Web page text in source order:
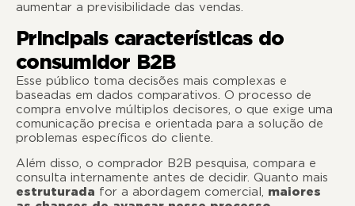
aumentar a previsibilidade das vendas.
Principais características do
consumidor B2B
Esse público toma decisões mais complexas e
baseadas em dados comparativos. O processo de
compra envolve múltiplos decisores, o que exige uma
comunicação precisa e orientada para a solução de
problemas específicos do cliente.
Além disso, o comprador B2B pesquisa, compara e
consulta internamente antes de decidir. Quanto mais
estruturada for a abordagem comercial, maiores